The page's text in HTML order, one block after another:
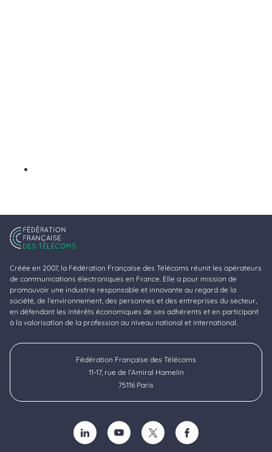
Créée en 2007, la Fédération Française des Télécoms réunit les opérateurs
de communications électroniques en France. Elle a pour mission de
promouvoir une industrie responsable et innovante au regard de la
société, de l’environnement, des personnes et des entreprises du secteur,
en défendant les intérêts économiques de ses adhérents et en participant
à la valorisation de la profession au niveau national et international.
Fédération Française des Télécoms
11-17, rue de l’Amiral Hamelin
75116 Paris
SUIVEZ-NOUS SUR LINKEDIN (NOUVELLE FENÊTRE)
SUIVEZ-NOUS SUR YOUTUBE (NOUVELLE
SUIVEZ-NOUS SUR TWITTER
SUIVEZ-NOUS SUR